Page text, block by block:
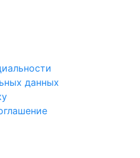
данных